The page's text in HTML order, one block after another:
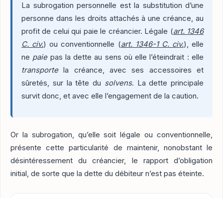
La subrogation personnelle est la substitution d’une
personne dans les droits attachés à une créance, au
profit de celui qui paie le créancier. Légale (art. 1346
C. civ.) ou conventionnelle (art. 1346-1 C. civ.), elle
ne paiepas la dette au sens où elle l’éteindrait : elle
transportela créance, avec ses accessoires et
sûretés, sur la tête du solvens. La dette principale
survit donc, et avec elle l’engagement de la caution.
Or la subrogation, qu’elle soit légale ou conventionnelle,
présente cette particularité de maintenir, nonobstant le
désintéressement du créancier, le rapport d’obligation
initial, de sorte que la dette du débiteur n’est pas éteinte.